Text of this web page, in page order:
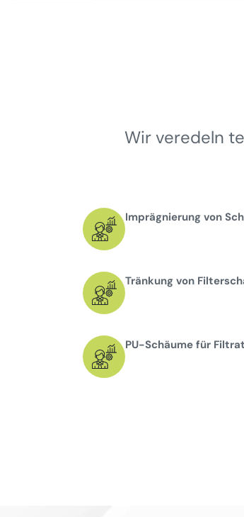
Wir veredeln
Imprägnierung von
Tränkung von
PU-Schäume für